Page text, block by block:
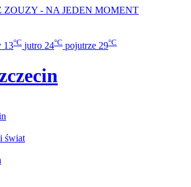
ZOUZY - NA JEDEN MOMENT
13°C jutro 24°C pojutrze 29°C
świat